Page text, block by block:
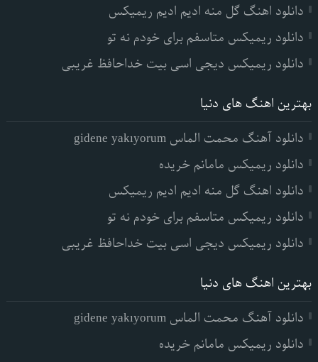
دانلود اهنگ گل منه ادیم ادیم ریمیکس
دانلود ریمیکس متاسفم برای خودم نه تو
دانلود ریمیکس دیجی اسی بیت خداحافظ غریبی
بهترین اهنگ های دنیا
دانلود آهنگ محمت الماس gidene yakıyorum
دانلود ریمیکس مامانم خریده
دانلود اهنگ گل منه ادیم ادیم ریمیکس
دانلود ریمیکس متاسفم برای خودم نه تو
دانلود ریمیکس دیجی اسی بیت خداحافظ غریبی
بهترین اهنگ های دنیا
دانلود آهنگ محمت الماس gidene yakıyorum
دانلود ریمیکس مامانم خریده